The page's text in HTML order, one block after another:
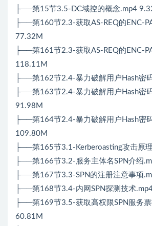
├──第15节3.5-DC域控的概念.mp4
├──第160节2.3-获取AS-REQ的ENC-
77.32M
├──第161节2.3-获取AS-REQ的ENC-
118.11M
├──第162节2.4-暴力破解用户Hash密
├──第163节2.4-暴力破解用户Hash密
91.98M
├──第164节2.4-暴力破解用户Hash密
109.80M
├──第165节3.1-Kerberoasting攻击原
├──第166节3.2-服务主体名SPN介绍
├──第167节3.3-SPN的注册注意事项
├──第168节3.4-内网SPN探测技术
├──第169节3.5-获取高权限SPN服务
60.81M